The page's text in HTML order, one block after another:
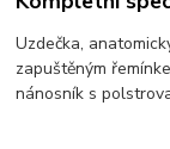
Uzdečka,
zapuštěným
nánosník s